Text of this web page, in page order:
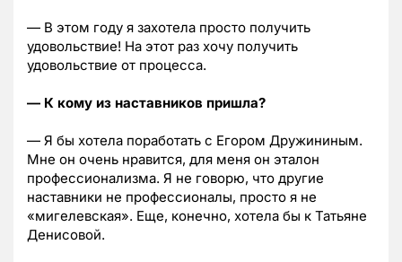
— В этом году я захотела просто получить
удовольствие! На этот раз хочу получить
удовольствие от процесса.
— К кому из наставников пришла?
— Я бы хотела поработать с Егором Дружининым.
Мне он очень нравится, для меня он эталон
профессионализма. Я не говорю, что другие
наставники не профессионалы, просто я не
«мигелевская». Еще, конечно, хотела бы к Татьяне
Денисовой.